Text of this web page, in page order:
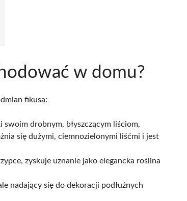
w domu?
fikusa:
drobnym, błyszczącym liściom,
się dużymi, ciemnozielonymi liśćmi i jest
zyskuje uznanie jako elegancka roślina
nadający się do dekoracji podłużnych